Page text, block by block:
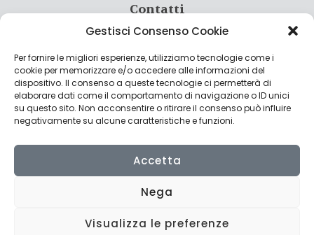
Gestisci Consenso Cookie
Per fornire le migliori esperienze, utilizziamo tecnologie come i
cookie per memorizzare e/o accedere alle informazioni del
dispositivo. Il consenso a queste tecnologie ci permetterà di
elaborare dati come il comportamento di navigazione o ID unici
su questo sito. Non acconsentire o ritirare il consenso può influire
negativamente su alcune caratteristiche e funzioni.
Accetta
Nega
Visualizza le preferenze
Contatti
info@culturagroalimentare.com
Note legali
Privacy Policy
© 2022 CulturAgroalimentare di Raffaello De Crescenzo - P.IVA